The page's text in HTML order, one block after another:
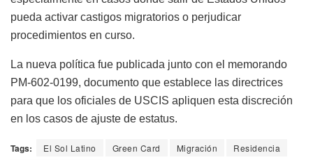
pueda activar castigos migratorios o perjudicar
procedimientos en curso.
La nueva política fue publicada junto con el memorando
PM-602-0199, documento que establece las directrices
para que los oficiales de USCIS apliquen esta discreción
en los casos de ajuste de estatus.
Tags: El Sol Latino Green Card Migración
Residencia